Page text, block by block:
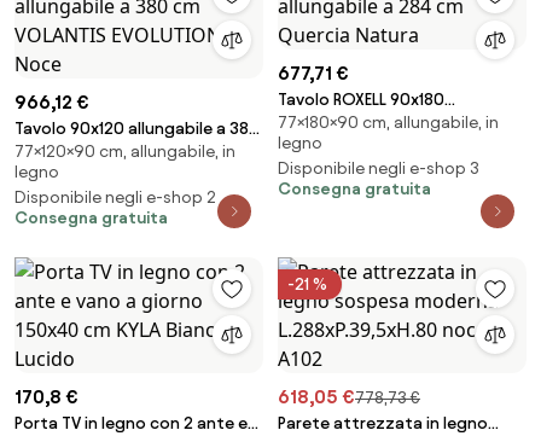
966,12 €
Tavolo 90x120 allungabile a 380
cm VOLANTIS EVOLUTION Noce
77×120×90 cm, allungabile, in
legno
Disponibile negli e-shop 2
Consegna gratuita
677,71 €
Tavolo ROXELL 90x180
allungabile a 284 cm Quercia
Natura
77×180×90 cm, allungabile, in
legno
Disponibile negli e-shop 3
Consegna gratuita
170,8 €
Porta TV in legno con 2 ante e
-21 %
618,05 €778,73 €
Parete attrezzata in legno